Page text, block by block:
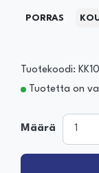
PORRAS
Tuotekoodi:
Tuotetta on
Määrä